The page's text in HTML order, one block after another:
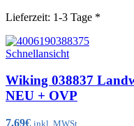
Lieferzeit: 1-3 Tage *
Schnellansicht
Wiking 038837
NEU + OVP
7,69€ inkl. MWSt.